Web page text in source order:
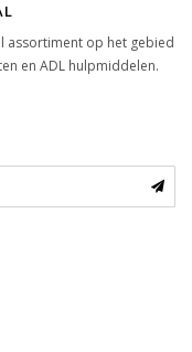
assortiment op het gebied
en ADL hulpmiddelen.